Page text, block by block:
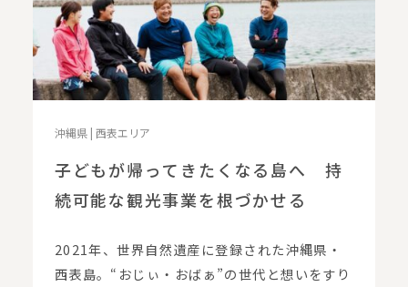
沖縄県 | 西表エリア
子どもが帰ってきたくなる島へ 持
続可能な観光事業を根づかせる
2021年、世界自然遺産に登録された沖縄県・
西表島。“おじぃ・おばぁ”の世代と想いをすり